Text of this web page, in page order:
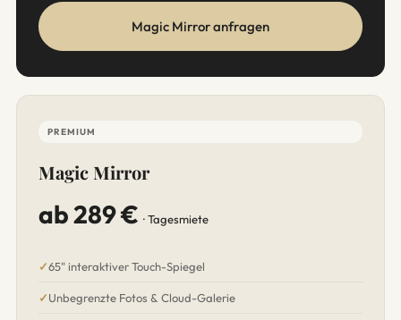
Magic Mirror anfragen
PREMIUM
Magic Mirror
ab 289 € · Tagesmiete
65" interaktiver Touch-Spiegel
Unbegrenzte Fotos & Cloud-Galerie